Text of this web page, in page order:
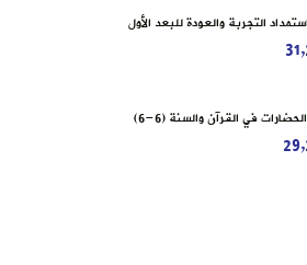
التجربة والعودة للبعد الأول
في القرآن والسنة (6-6)